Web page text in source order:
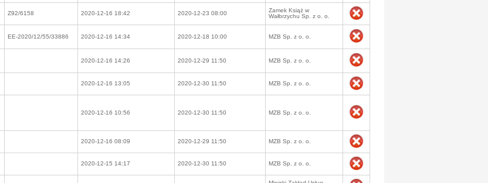
Z92/6158 2020-12-16 18:42 2020-12-23 08:00
Zamek Książ w
Wałbrzychu Sp. z o. o.
EE-2020/12/55/33886 2020-12-16 14:34 2020-12-18 10:00 MZB Sp. z o. o.
2020-12-16 14:26 2020-12-29 11:50 MZB Sp. z o. o.
2020-12-16 13:05 2020-12-30 11:50 MZB Sp. z o. o.
2020-12-16 10:56 2020-12-30 11:50 MZB Sp. z o. o.
2020-12-16 08:09 2020-12-29 11:50 MZB Sp. z o. o.
2020-12-15 14:17 2020-12-30 11:50 MZB Sp. z o. o.